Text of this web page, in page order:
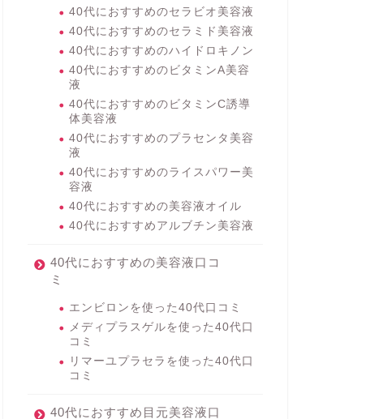
40代におすすめのセラビオ美容液
40代におすすめのセラミド美容液
40代におすすめのハイドロキノン
40代におすすめのビタミンA美容
液
40代におすすめのビタミンC誘導
体美容液
40代におすすめのプラセンタ美容
液
40代におすすめのライスパワー美
容液
40代におすすめの美容液オイル
40代におすすめアルブチン美容液
40代におすすめの美容液口コ
ミ
エンビロンを使った40代口コミ
メディプラスゲルを使った40代口
コミ
リマーユプラセラを使った40代口
コミ
40代におすすめ目元美容液口